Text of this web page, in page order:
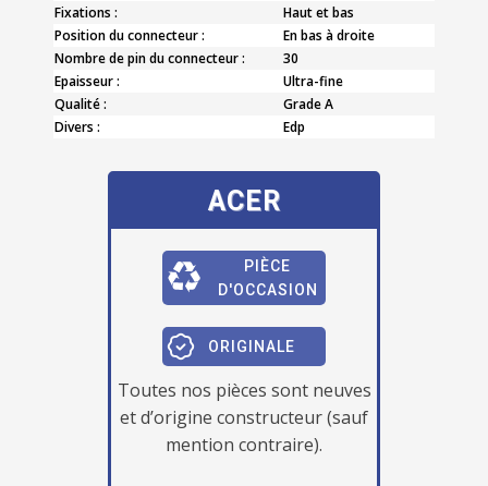
Fixations :
Haut et bas
Position du connecteur :
En bas à droite
Nombre de pin du connecteur :
30
Epaisseur :
Ultra-fine
Qualité :
Grade A
Divers :
Edp
ACER
PIÈCE
D'OCCASION
ORIGINALE
Toutes nos pièces sont neuves
et d’origine constructeur (sauf
mention contraire).